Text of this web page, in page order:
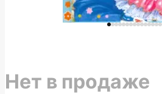
Нет в продаже